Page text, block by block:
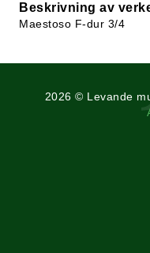
Beskrivning av
Maestoso F-dur 3/4
2026 © Levande